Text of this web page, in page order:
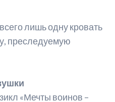
лишь одну кровать
преследуемую
«Мечты воинов –